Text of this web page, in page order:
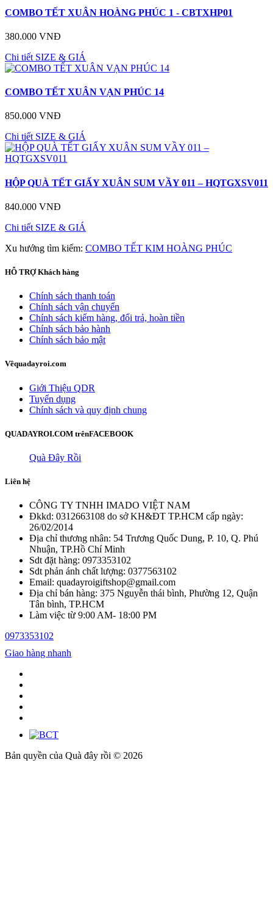
COMBO TẾT XUÂN HOÀNG PHÚC 1 - CBTXHP01
380.000 VNĐ
Chi tiết SIZE & GIÁ
COMBO TẾT XUÂN VẠN PHÚC 14
850.000 VNĐ
Chi tiết SIZE & GIÁ
HỘP QUÀ TẾT GIẤY XUÂN SUM VẦY 011 – HQTGXSV011
840.000 VNĐ
Chi tiết SIZE & GIÁ
Xu hướng tìm kiếm: COMBO TẾT KIM HOÀNG PHÚC
HỖ TRỢKhách hàng
Chính sách thanh toán
Chính sách vận chuyển
Chính sách kiểm hàng, đổi trả, hoàn tiền
Chính sách bảo hành
Chính sách bảo mật
Vềquadayroi.com
Giới Thiệu QDR
Tuyển dụng
Chính sách và quy định chung
QUADAYROI.COM trênFACEBOOK
Quà Đây Rồi
Liên hệ
CÔNG TY TNHH IMADO VIỆT NAM
Đkkd: 0312663108 do sở KH&ĐT TP.HCM cấp ngày:
26/02/2014
Địa chỉ thương nhân: 54 Trương Quốc Dung, P. 10, Q. Phú
Nhuận, TP.Hồ Chí Minh
Sdt đặt hàng: 0973353102
Sdt phản ánh chất lượng: 0377563102
Email: quadayroigiftshop@gmail.com
Địa chỉ bán hàng: 375 Nguyễn thái bình, Phường 12, Quận
Tân bình, TP.HCM
Làm việc từ 9:00 AM- 18:00 PM
0973353102
Giao hàng nhanh
Bản quyền của Quà đây rồi © 2026